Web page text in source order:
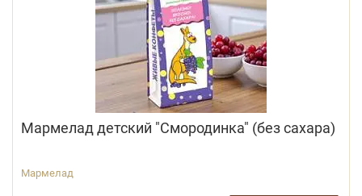
Мармелад детский "Смородинка" (без сахара)
Мармелад